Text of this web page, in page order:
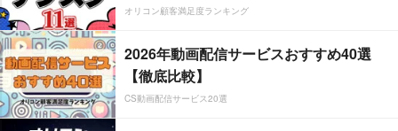
オリコン顧客満足度ランキング
2026年動画配信サービスおすすめ40選
【徹底比較】
CS動画配信サービス20選